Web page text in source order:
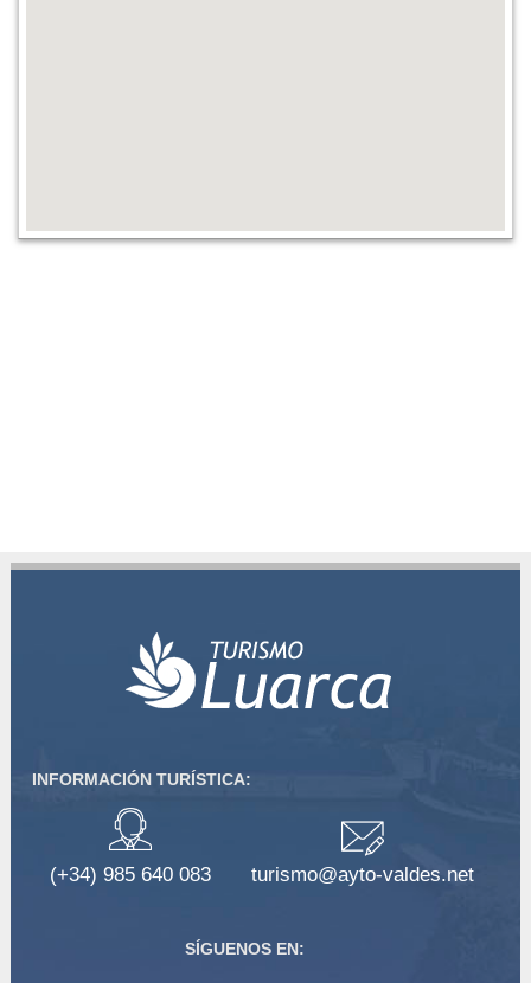
INFORMACIÓN TURÍSTICA:
(+34) 985 640 083 turismo@ayto-valdes.net
SÍGUENOS EN: